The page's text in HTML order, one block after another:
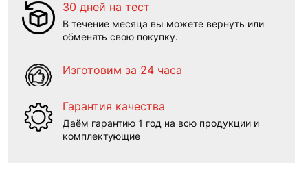
30 дней на тест
В течение месяца вы можете вернуть или
обменять свою покупку.
Изготовим за 24 часа
Гарантия качества
Даём гарантию 1 год на всю продукции и
комплектующие